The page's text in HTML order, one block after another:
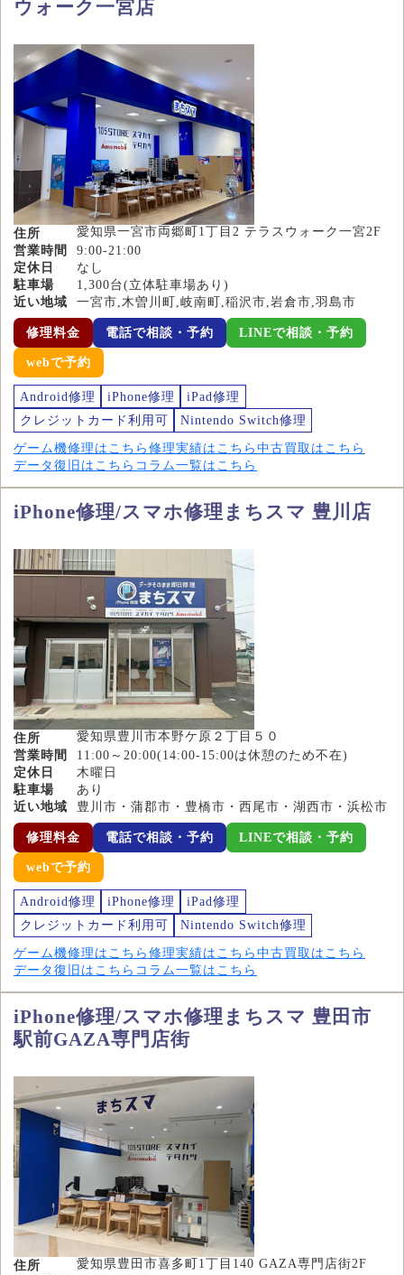
ウォーク一宮店
住所
愛知県一宮市両郷町1丁目2 テラスウォーク一宮2F
営業時間
9:00-21:00
定休日
なし
駐車場
1,300台(立体駐車場あり)
近い地域
一宮市,木曽川町,岐南町,稲沢市,岩倉市,羽島市
修理料金 電話で相談・予約 LINEで相談・予約
webで予約
Android修理 iPhone修理
iPad修理
クレジットカード利用可
Nintendo Switch修理
ゲーム機修理はこちら 修理実績はこちら 中古買取はこちら
データ復旧はこちら コラム一覧はこちら
iPhone修理/スマホ修理まちスマ 豊川店
住所
愛知県豊川市本野ケ原２丁目５０
営業時間
11:00～20:00(14:00-15:00は休憩のため不在)
定休日
木曜日
駐車場
あり
近い地域
豊川市・蒲郡市・豊橋市・西尾市・湖西市・浜松市
修理料金 電話で相談・予約 LINEで相談・予約
webで予約
Android修理 iPhone修理
iPad修理
クレジットカード利用可
Nintendo Switch修理
ゲーム機修理はこちら 修理実績はこちら 中古買取はこちら
データ復旧はこちら コラム一覧はこちら
iPhone修理/スマホ修理まちスマ 豊田市
駅前GAZA専門店街
住所
愛知県豊田市喜多町1丁目140 GAZA専門店街2F